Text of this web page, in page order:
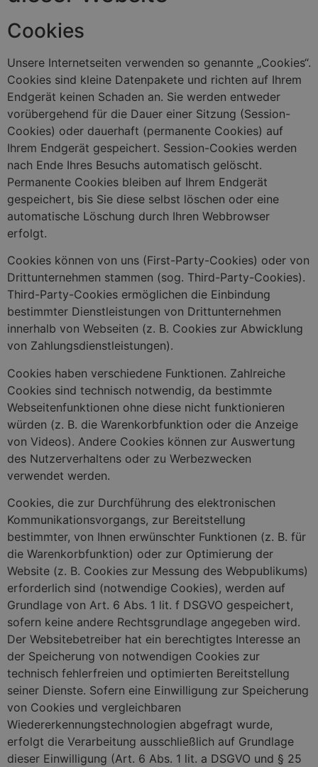
Cookies
Unsere Internetseiten verwenden so genannte „Cookies“.
Cookies sind kleine Datenpakete und richten auf Ihrem
Endgerät keinen Schaden an. Sie werden entweder
vorübergehend für die Dauer einer Sitzung (Session-
Cookies) oder dauerhaft (permanente Cookies) auf
Ihrem Endgerät gespeichert. Session-Cookies werden
nach Ende Ihres Besuchs automatisch gelöscht.
Permanente Cookies bleiben auf Ihrem Endgerät
gespeichert, bis Sie diese selbst löschen oder eine
automatische Löschung durch Ihren Webbrowser
erfolgt.
Cookies können von uns (First-Party-Cookies) oder von
Drittunternehmen stammen (sog. Third-Party-Cookies).
Third-Party-Cookies ermöglichen die Einbindung
bestimmter Dienstleistungen von Drittunternehmen
innerhalb von Webseiten (z. B. Cookies zur Abwicklung
von Zahlungsdienstleistungen).
Cookies haben verschiedene Funktionen. Zahlreiche
Cookies sind technisch notwendig, da bestimmte
Webseitenfunktionen ohne diese nicht funktionieren
würden (z. B. die Warenkorbfunktion oder die Anzeige
von Videos). Andere Cookies können zur Auswertung
des Nutzerverhaltens oder zu Werbezwecken
verwendet werden.
Cookies, die zur Durchführung des elektronischen
Kommunikationsvorgangs, zur Bereitstellung
bestimmter, von Ihnen erwünschter Funktionen (z. B. für
die Warenkorbfunktion) oder zur Optimierung der
Website (z. B. Cookies zur Messung des Webpublikums)
erforderlich sind (notwendige Cookies), werden auf
Grundlage von Art. 6 Abs. 1 lit. f DSGVO gespeichert,
sofern keine andere Rechtsgrundlage angegeben wird.
Der Websitebetreiber hat ein berechtigtes Interesse an
der Speicherung von notwendigen Cookies zur
technisch fehlerfreien und optimierten Bereitstellung
seiner Dienste. Sofern eine Einwilligung zur Speicherung
von Cookies und vergleichbaren
Wiedererkennungstechnologien abgefragt wurde,
erfolgt die Verarbeitung ausschließlich auf Grundlage
dieser Einwilligung (Art. 6 Abs. 1 lit. a DSGVO und § 25